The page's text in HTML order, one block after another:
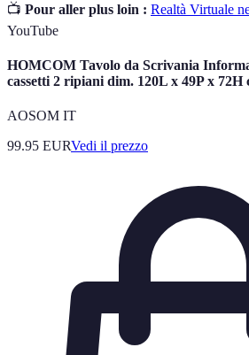
📺 Pour aller plus loin : Realtà Virtuale
YouTube
HOMCOM Tavolo da Scrivania
cassetti 2 ripiani dim. 120L x 49P x
AOSOM IT
99.95 EURVedi il prezzo